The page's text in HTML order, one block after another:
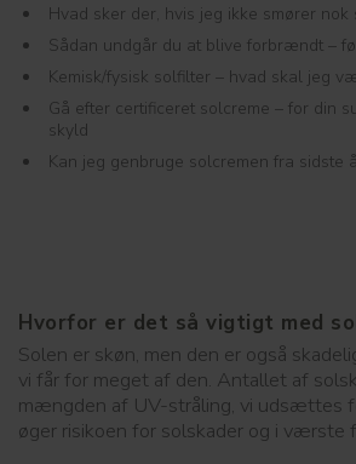
Hvad sker der, hvis jeg ikke smører nok
Sådan undgår du at blive forbrændt –
Kemisk/fysisk solfilter – hvad skal jeg
Gå efter certificeret solcreme – for din
skyld
Kan jeg genbruge solcremen fra sidste
Hvorfor er det så vigtigt med
Solen er skøn, men den er også
vi får for meget af den. Antallet af
mængden af UV-stråling, vi udsættes
øger risikoen for solskader og i